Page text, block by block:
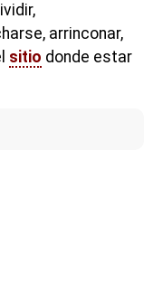
arrinconar,
sitio donde estar